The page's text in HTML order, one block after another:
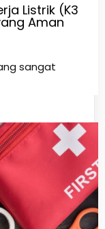
Listrik (K3
Aman
sangat